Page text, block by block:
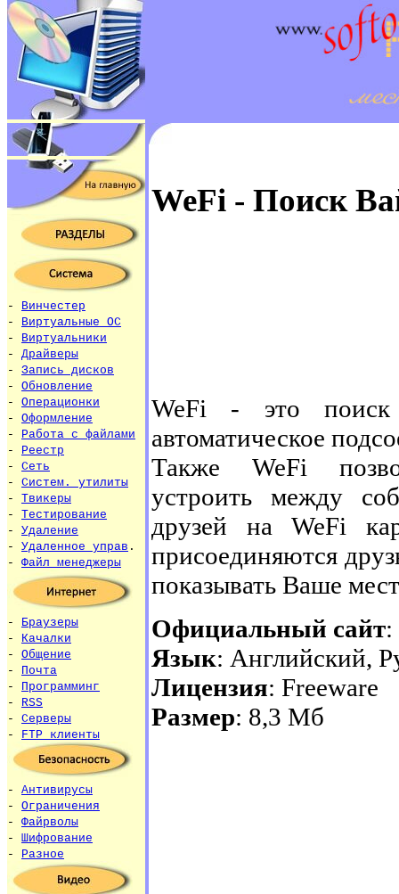
- Винчестер
- Виртуальные ОС
- Виртуальники
- Драйверы
- Запись дисков
- Обновление
- Операционки
- Оформление
- Работа с файлами
- Реестр
- Сеть
- Систем. утилиты
- Твикеры
- Тестирование
- Удаление
- Удаленное управ .
- Файл менеджеры
- Браузеры
- Качалки
- Общение
- Почта
- Программинг
- RSS
- Серверы
- FTP клиенты
- Антивирусы
- Ограничения
- Файрволы
- Шифрование
- Разное
WeFi - Поиск
WeFi - это поиск
автоматическое
Также WeFi
устроить между
друзей на WeFi
присоединяются
показывать Ваше
Официальный сайт:
Язык: Английский,
Лицензия: Freeware
Размер: 8,3 Мб